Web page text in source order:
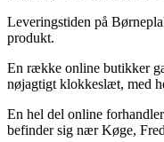
Leveringstiden på
produkt.
En række online butikker
nøjagtigt klokkeslæt, med
En hel del online
befinder sig nær Køge,